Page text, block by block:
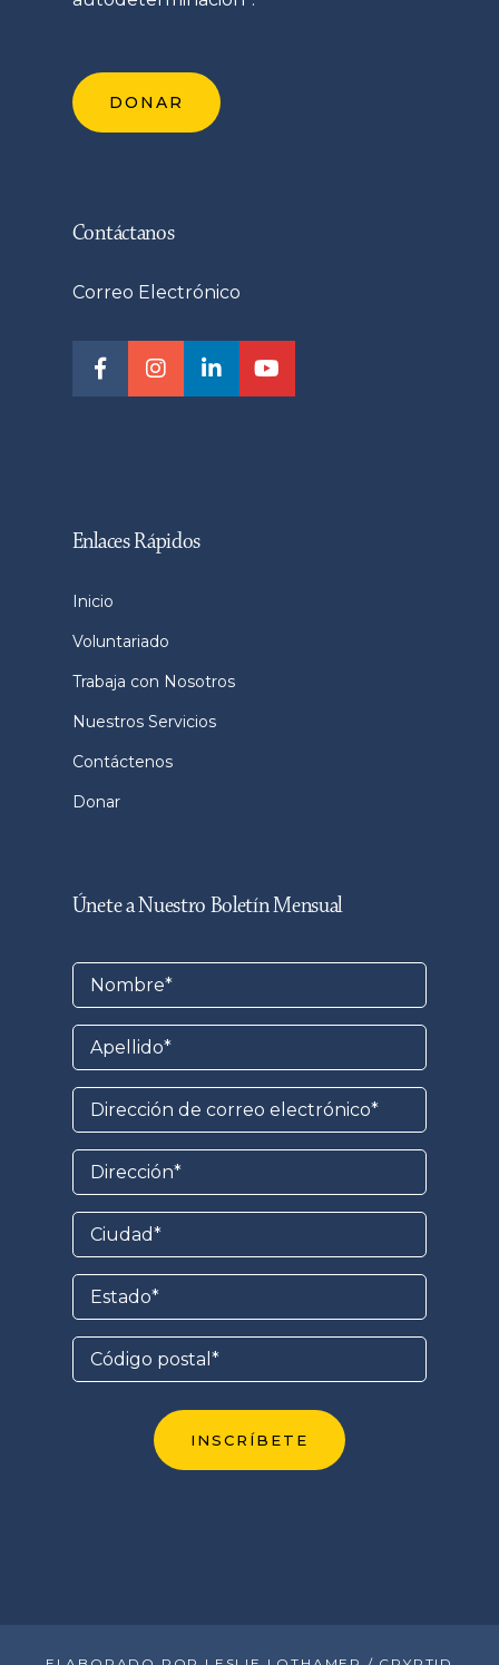
DONAR
Contáctanos
Correo Electrónico
Enlaces Rápidos
Inicio
Voluntariado
Trabaja con Nosotros
Nuestros Servicios
Contáctenos
Donar
Únete a Nuestro Boletín Mensual